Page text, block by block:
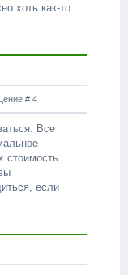
хоть как-то
# 4
Все
стоимость
если